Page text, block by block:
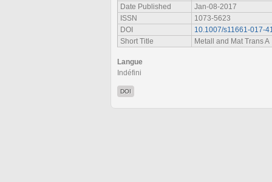
Date Published
Jan-08-2017
ISSN
1073-5623
DOI
10.1007/s11661-017-
Short Title
Metall and Mat Trans A
Langue
Indéfini
DOI